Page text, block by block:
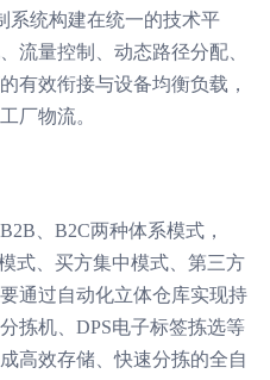
系统构建在统一的技术平
流量控制、动态路径分配、
有效衔接与设备均衡负载，
厂物流。
、B2C两种体系模式，
式、买方集中模式、第三方
通过自动化立体仓库实现持
拣机、DPS电子标签拣选等
高效存储、快速分拣的全自